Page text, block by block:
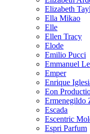
Elizabeth
Ella Mikao
Elle
Ellen Tracy
Elode
Emilio Pucci
Emmanuel
Emper
Enrique
Eon
Ermenegildo
Escada
Escentric
Espri Parfum